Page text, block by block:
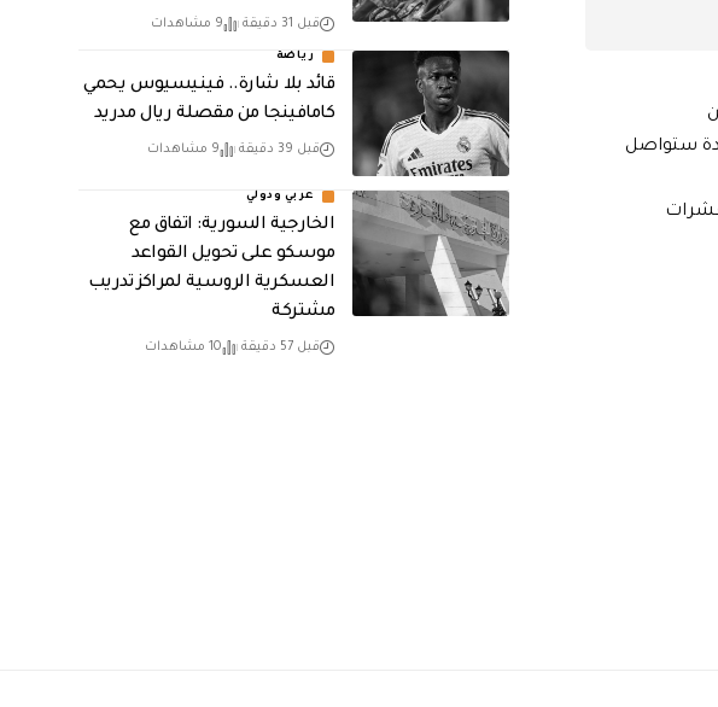
ستواصل
قبل 31 دقيقة 9 مشاهدات
رياضة
قائد بلا شارة.. فينيسيوس يحمي
كامافينجا من مقصلة ريال مدريد
قبل 39 دقيقة 9 مشاهدات
عربي ودولي
الخارجية السورية: اتفاق مع
موسكو على تحويل القواعد
العسكرية الروسية لمراكز تدريب
مشتركة
قبل 57 دقيقة 10 مشاهدات